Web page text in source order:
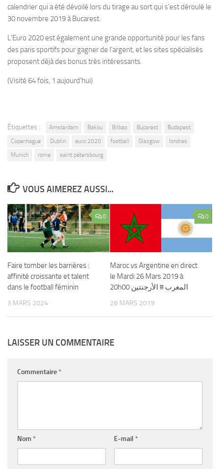
calendrier qui a été dévoilé lors du tirage au sort qui s’est déroulé le
30 novembre 2019 à Bucarest.
L’Euro 2020 est également une grande opportunité pour les fans
des paris sportifs pour gagner de l’argent, et les sites spécialisés
proposent déjà des bonus très intéressants.
(Visité 64 fois, 1 aujourd'hui)
Étiquettes : Amsterdam Bakou Bilbao Bucarest
Budapest
Copenhague
Dublin euro 2020 football Glasgow
londres
Munich
rome saint pétersbourg
VOUS AIMEREZ AUSSI...
0
Faire tomber les barrières :
affinité croissante et talent
dans le football féminin
3 MARS 2024
0
Maroc vs Argentine en direct
le Mardi 26 Mars 2019 à
20h00 المغرب # الأرجنتين
26 MARS 2019
LAISSER UN COMMENTAIRE
Commentaire*
Nom * E-mail *